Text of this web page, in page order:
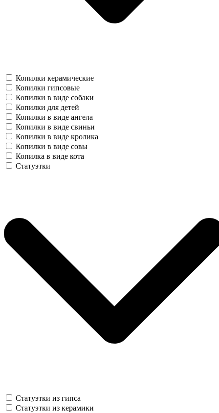
Копилки керамические
Копилки гипсовые
Копилки в виде собаки
Копилки для детей
Копилки в виде ангела
Копилки в виде свиньи
Копилки в виде кролика
Копилки в виде совы
Копилка в виде кота
Статуэтки
Статуэтки из гипса
Статуэтки из керамики